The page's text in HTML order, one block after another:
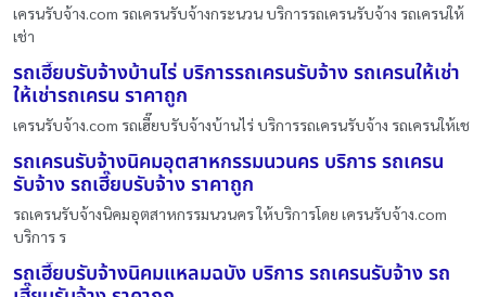
เครนรับจ้าง.com รถเครนรับจ้างกระนวน บริการรถเครนรับจ้าง รถเครนให้
เช่า
รถเฮี๊ยบรับจ้างบ้านไร่ บริการรถเครนรับจ้าง รถเครนให้เช่า
ให้เช่ารถเครน ราคาถูก
เครนรับจ้าง.com รถเฮี๊ยบรับจ้างบ้านไร่ บริการรถเครนรับจ้าง รถเครนให้เช
รถเครนรับจ้างนิคมอุตสาหกรรมนวนคร บริการ รถเครน
รับจ้าง รถเฮี๊ยบรับจ้าง ราคาถูก
รถเครนรับจ้างนิคมอุตสาหกรรมนวนคร ให้บริการโดย เครนรับจ้าง.com
บริการ ร
รถเฮี๊ยบรับจ้างนิคมแหลมฉบัง บริการ รถเครนรับจ้าง รถ